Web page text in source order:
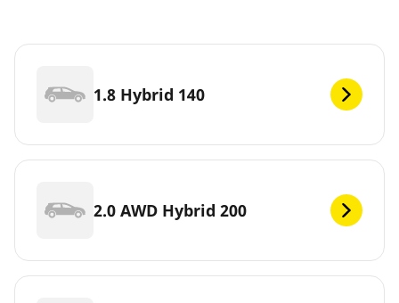
1.8 Hybrid 140
2.0 AWD Hybrid 200